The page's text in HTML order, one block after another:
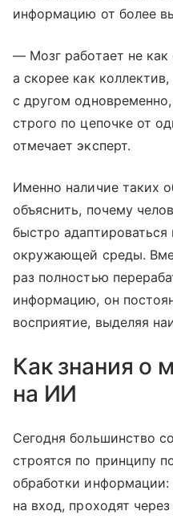
информацию от более
— Мозг работает не как
а скорее как
с другом
строго по цепочке от
отмечает эксперт.
Именно наличие таких
объяснить, почему
быстро
окружающей среды.
раз полностью
информацию, он
восприятие, выделяя
Как знания о
на ИИ
Сегодня большинство
строятся по принципу
обработки
на вход, проходят